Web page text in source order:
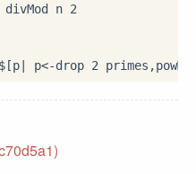
divMod n 2
$ [p p<-drop 2